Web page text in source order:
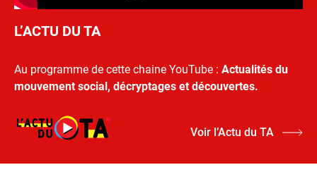
L’ACTU DU TA
Au programme de cette chaine YouTube : Actualités du
mouvement social, décryptages et découvertes.
Voir l’Actu du TA